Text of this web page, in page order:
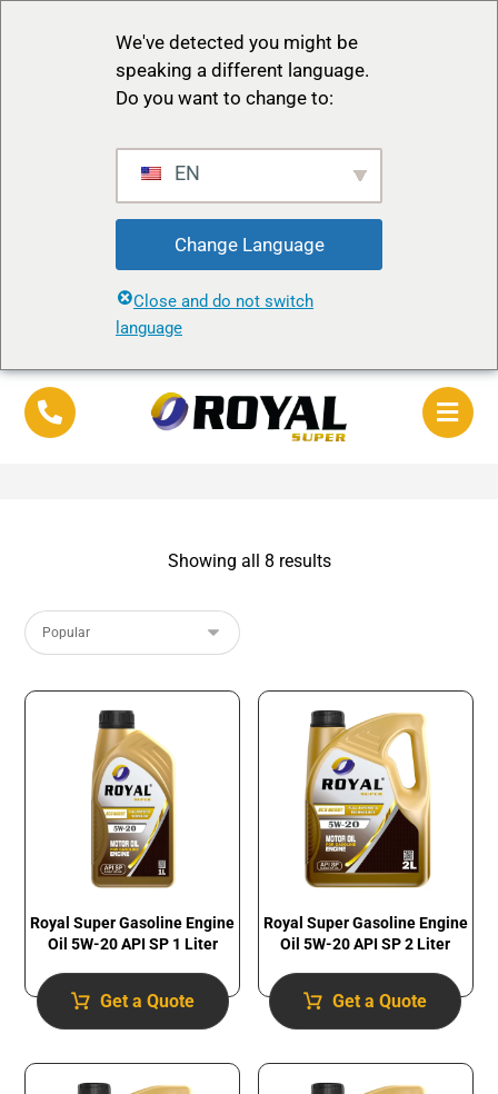
We've detected you might be
speaking a different language.
Do you want to change to:
EN
Change Language
Close and do not switch
language
Showing all 8 results
Royal Super Gasoline Engine
Oil 5W-20 API SP 1 Liter
Get a Quote
Royal Super Gasoline Engine
Oil 5W-20 API SP 2 Liter
Get a Quote